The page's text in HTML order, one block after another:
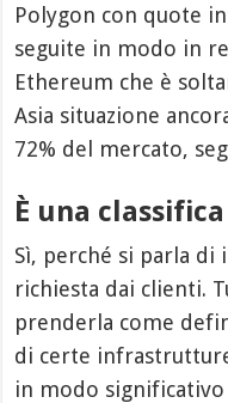
Polygon con quote
seguite in modo in
Ethereum che è
Asia situazione
72% del mercato,
È una
Sì, perché si parla
richiesta dai clienti.
prenderla come
di certe
in modo